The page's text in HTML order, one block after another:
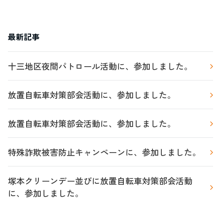
最新記事
十三地区夜間パトロール活動に、参加しました。
放置自転車対策部会活動に、参加しました。
放置自転車対策部会活動に、参加しました。
特殊詐欺被害防止キャンペーンに、参加しました。
塚本クリーンデー並びに放置自転車対策部会活動
に、参加しました。